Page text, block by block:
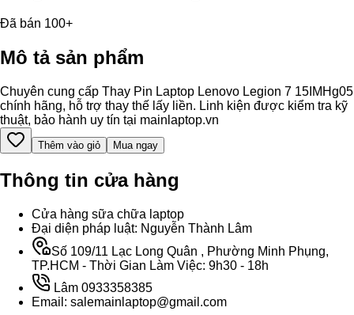
Đã bán 100+
Mô tả sản phẩm
Chuyên cung cấp Thay Pin Laptop Lenovo Legion 7 15IMHg05
chính hãng, hỗ trợ thay thế lấy liền. Linh kiện được kiểm tra kỹ
thuật, bảo hành uy tín tại mainlaptop.vn
Thêm vào giỏ Mua ngay
Thông tin cửa hàng
Cửa hàng sữa chữa laptop
Đại diện pháp luật: Nguyễn Thành Lâm
Số 109/11 Lạc Long Quân , Phường Minh Phụng,
TP.HCM - Thời Gian Làm Việc: 9h30 - 18h
Lâm 0933358385
Email: salemainlaptop@gmail.com